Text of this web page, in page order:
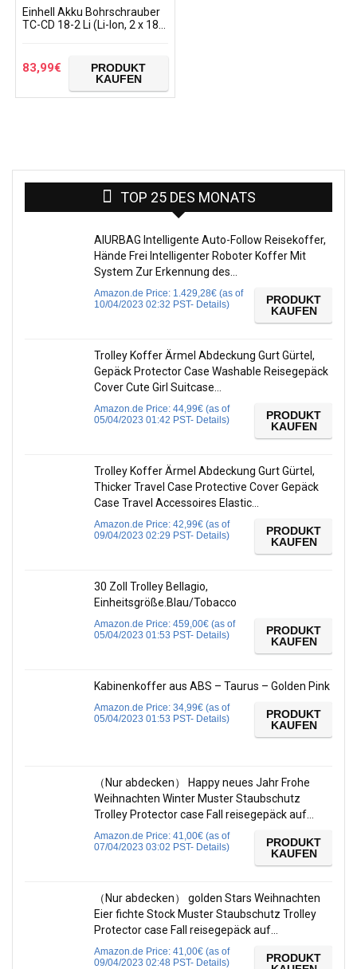
Einhell Akku Bohrschrauber
TC-CD 18-2 Li (Li-Ion, 2 x 18V
83,99€
PRODUKT
KAUFEN
TOP 25 DES MONATS
AIURBAG Intelligente Auto-Follow Reisekoffer,
Hände Frei Intelligenter Roboter Koffer Mit
System Zur Erkennung des…
Amazon.de Price: 1.429,28€ (as of
10/04/2023 02:32 PST- Details)
PRODUKT
KAUFEN
Trolley Koffer Ärmel Abdeckung Gurt Gürtel,
Gepäck Protector Case Washable Reisegepäck
Cover Cute Girl Suitcase…
Amazon.de Price: 44,99€ (as of
05/04/2023 01:42 PST- Details)
PRODUKT
KAUFEN
Trolley Koffer Ärmel Abdeckung Gurt Gürtel,
Thicker Travel Case Protective Cover Gepäck
Case Travel Accessoires Elastic…
Amazon.de Price: 42,99€ (as of
09/04/2023 02:29 PST- Details)
PRODUKT
KAUFEN
30 Zoll Trolley Bellagio,
Einheitsgröße.Blau/Tobacco
Amazon.de Price: 459,00€ (as of
05/04/2023 01:53 PST- Details)
PRODUKT
KAUFEN
Kabinenkoffer aus ABS – Taurus – Golden Pink
Amazon.de Price: 34,99€ (as of
05/04/2023 01:53 PST- Details)
PRODUKT
KAUFEN
（Nur abdecken） Happy neues Jahr Frohe
Weihnachten Winter Muster Staubschutz
Trolley Protector case Fall reisegepäck auf…
Amazon.de Price: 41,00€ (as of
07/04/2023 03:02 PST- Details)
PRODUKT
KAUFEN
（Nur abdecken） golden Stars Weihnachten
Eier fichte Stock Muster Staubschutz Trolley
Protector case Fall reisegepäck auf…
Amazon.de Price: 41,00€ (as of
09/04/2023 02:48 PST- Details)
PRODUKT